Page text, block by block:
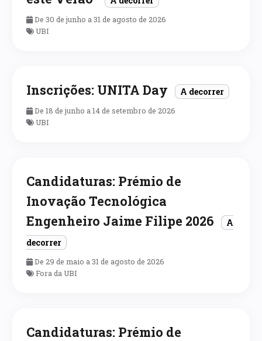
De 30 de junho a 31 de agosto de 2026
UBI
Inscrições: UNITA Day A decorrer
De 18 de junho a 14 de setembro de 2026
UBI
Candidaturas: Prémio de
Inovação Tecnológica
Engenheiro Jaime Filipe 2026
A
decorrer
De 29 de maio a 31 de agosto de 2026
Fora da UBI
Candidaturas: Prémio de